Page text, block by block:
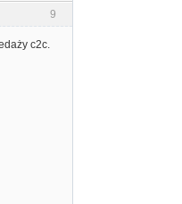
9
c2c.